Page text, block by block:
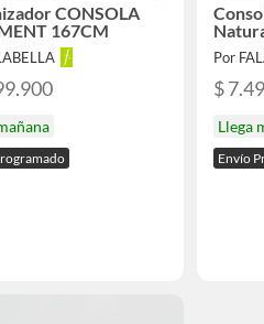
CONSOLA
167CM
Por
$
Llega
Envío